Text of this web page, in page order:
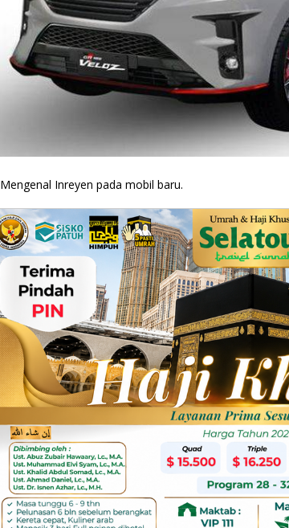
Mengenal Inreyen pada mobil baru.